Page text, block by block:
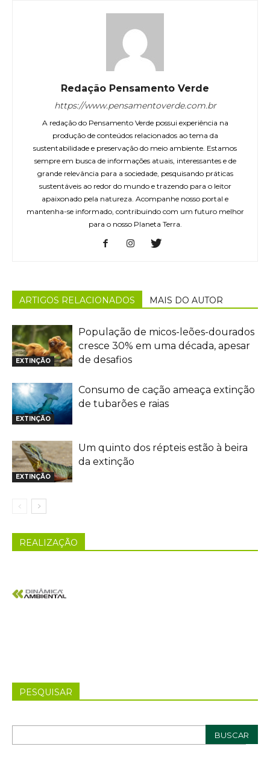
Redação Pensamento Verde
https://www.pensamentoverde.com.br
A redação do Pensamento Verde possui experiência na
produção de conteúdos relacionados ao tema da
sustentabilidade e preservação do meio ambiente. Estamos
sempre em busca de informações atuais, interessantes e de
grande relevância para a sociedade, pesquisando práticas
sustentáveis ao redor do mundo e trazendo para o leitor
apaixonado pela natureza. Acompanhe nosso portal e
mantenha-se informado, contribuindo com um futuro melhor
para o nosso Planeta Terra.
ARTIGOS RELACIONADOS MAIS DO AUTOR
EXTINÇÃO
População de micos-leões-dourados
cresce 30% em uma década, apesar
de desafios
EXTINÇÃO
Consumo de cação ameaça extinção
de tubarões e raias
EXTINÇÃO
Um quinto dos répteis estão à beira
da extinção
REALIZAÇÃO
PESQUISAR